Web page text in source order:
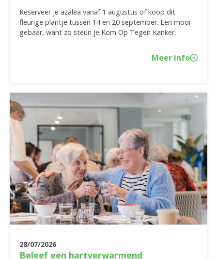
Reserveer je azalea vanaf 1 augustus of koop dit
fleurige plantje tussen 14 en 20 september. Een mooi
gebaar, want zo steun je Kom Op Tegen Kanker.
Meer info
28/07/2026
Beleef een hartverwarmend